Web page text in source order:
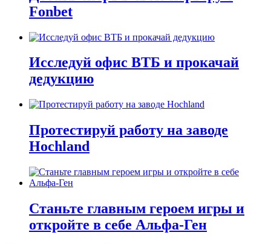
Fonbet
Исследуй офис ВТБ и прокачай
дедукцию
Протестируй работу на заводе
Hochland
Станьте главным героем игры и
откройте в себе Альфа-Ген